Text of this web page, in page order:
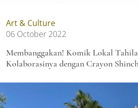
Art & Culture
06 October 2022
Membanggakan! Komik Lokal
Kolaborasinya dengan Crayon